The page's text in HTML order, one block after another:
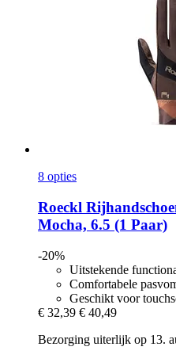
8 opties
Roeckl
Mocha, 6.5 (1 Paar)
-20%
Uitstekende
Comfortabele
Geschikt voor
€ 32,39 € 40,49
Bezorging uiterlijk op 13.